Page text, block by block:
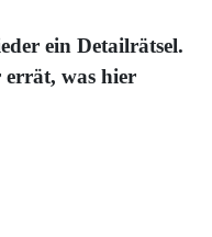
ein Detailrätsel.
was hier